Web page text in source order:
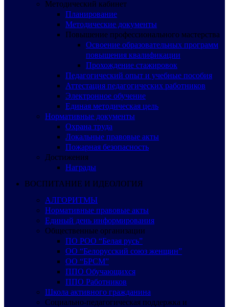
Методический кабинет
Планирование
Методические документы
Повышение профессионального мастерства
Освоение образовательных программ
повышения квалификации
Прохождение стажировок
Педагогический опыт и учебные пособия
Аттестация педагогических работников
Электронное обучение
Единая методическая цель
Нормативные документы
Охрана труда
Локальные правовые акты
Пожарная безопасность
Достижения
Награды
ВОСПИТАНИЕ И ИДЕОЛОГИЯ
АЛГОРИТМЫ
Нормативные правовые акты
Единый день информирования
Общественные организации
ПО РОО “Белая русь”
ОО “Белорусский союз женщин”
ОО “БРСМ”
ППО Обучающихся
ППО Работников
Школа активного гражданина
Социально-педагогическая поддержка и